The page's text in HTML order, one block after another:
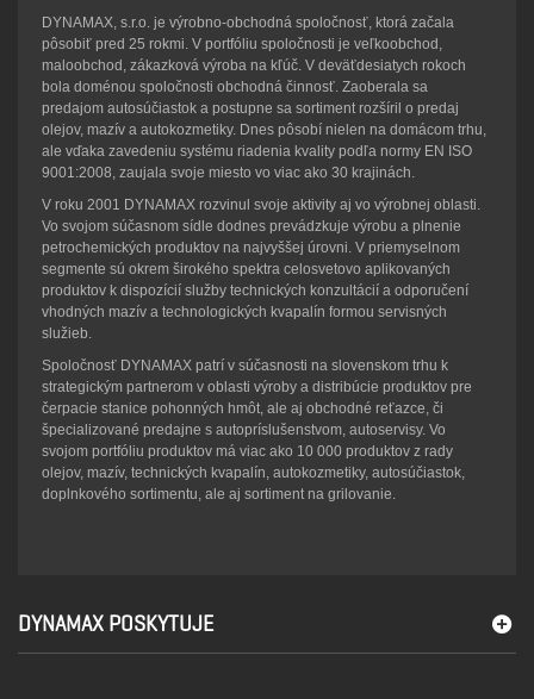
DYNAMAX, s.r.o. je výrobno-obchodná spoločnosť, ktorá začala
pôsobiť pred 25 rokmi. V portfóliu spoločnosti je veľkoobchod,
maloobchod, zákazková výroba na kľúč. V deväťdesiatych rokoch
bola doménou spoločnosti obchodná činnosť. Zaoberala sa
predajom autosúčiastok a postupne sa sortiment rozšíril o predaj
olejov, mazív a autokozmetiky. Dnes pôsobí nielen na domácom trhu,
ale vďaka zavedeniu systému riadenia kvality podľa normy EN ISO
9001:2008, zaujala svoje miesto vo viac ako 30 krajinách.
V roku 2001 DYNAMAX rozvinul svoje aktivity aj vo výrobnej oblasti.
Vo svojom súčasnom sídle dodnes prevádzkuje výrobu a plnenie
petrochemických produktov na najvyššej úrovni. V priemyselnom
segmente sú okrem širokého spektra celosvetovo aplikovaných
produktov k dispozícií služby technických konzultácií a odporučení
vhodných mazív a technologických kvapalín formou servisných
služieb.
Spoločnosť DYNAMAX patrí v súčasnosti na slovenskom trhu k
strategickým partnerom v oblasti výroby a distribúcie produktov pre
čerpacie stanice pohonných hmôt, ale aj obchodné reťazce, či
špecializované predajne s autopríslušenstvom, autoservisy. Vo
svojom portfóliu produktov má viac ako 10 000 produktov z rady
olejov, mazív, technických kvapalín, autokozmetiky, autosúčiastok,
doplnkového sortimentu, ale aj sortiment na grilovanie.
DYNAMAX POSKYTUJE